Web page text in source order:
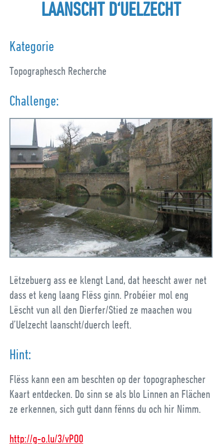
LAANSCHT D‘UELZECHT
Kategorie
Topographesch Recherche
Challenge:
Lëtzebuerg ass ee klengt Land, dat heescht awer net
dass et keng laang Flëss ginn. Probéier mol eng
Lëscht vun all den Dierfer/Stied ze maachen wou
d’Uelzecht laanscht/duerch leeft.
Hint:
Flëss kann een am beschten op der topographescher
Kaart entdecken. Do sinn se als blo Linnen an Flächen
ze erkennen, sich gutt dann fënns du och hir Nimm.
http://g-o.lu/3/vPO0